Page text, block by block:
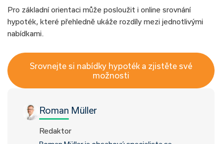
Pro základní orientaci může posloužit i online srovnání
hypoték, které přehledně ukáže rozdíly mezi jednotlivými
nabídkami.
Srovnejte si nabídky hypoték a zjistěte své
možnosti
Roman Müller
Redaktor